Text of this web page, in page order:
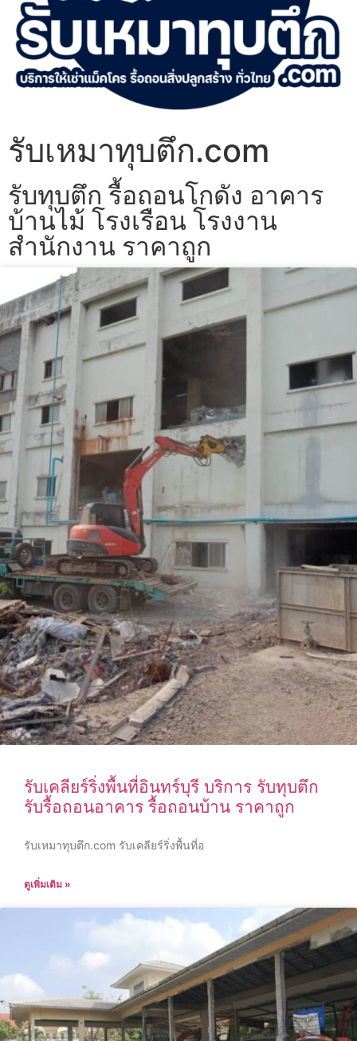
รับเหมาทุบตึก.com
รับทุบตึก รื้อถอนโกดัง อาคาร
บ้านไม้ โรงเรือน โรงงาน
สำนักงาน ราคาถูก
รับเคลียร์ริ่งพื้นที่อินทร์บุรี บริการ รับทุบตึก
รับรื้อถอนอาคาร รื้อถอนบ้าน ราคาถูก
รับเหมาทุบตึก.com รับเคลียร์ริ่งพื้นที่อ
ดูเพิ่มเติม »